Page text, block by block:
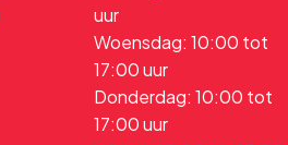
uur
Woensdag: 10:00 tot
17:00 uur
Donderdag: 10:00 tot
17:00 uur